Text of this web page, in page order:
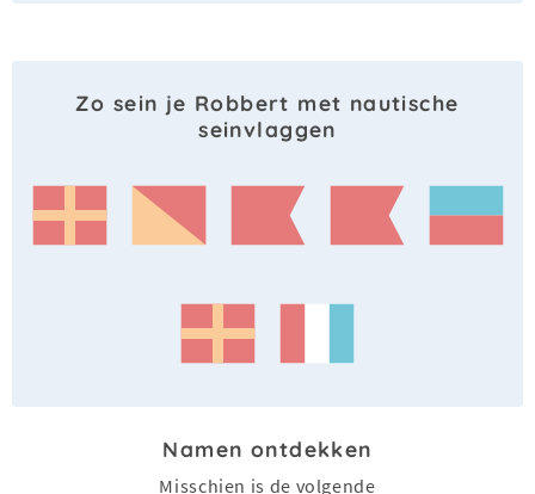
Zo sein je Robbert met nautische
seinvlaggen
Namen ontdekken
Misschien is de volgende